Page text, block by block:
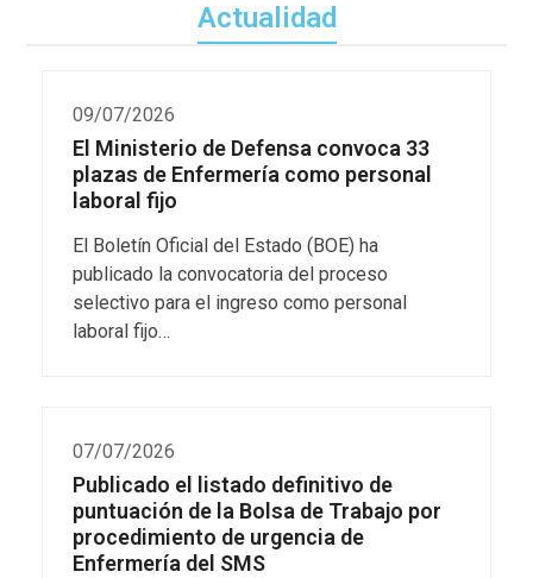
Actualidad
09/07/2026
El Ministerio de Defensa convoca 33
plazas de Enfermería como personal
laboral fijo
El Boletín Oficial del Estado (BOE) ha
publicado la convocatoria del proceso
selectivo para el ingreso como personal
laboral fijo…
07/07/2026
Publicado el listado definitivo de
puntuación de la Bolsa de Trabajo por
procedimiento de urgencia de
Enfermería del SMS